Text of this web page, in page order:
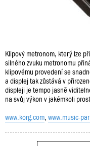
Klipový metronom, který lze
silného zvuku metronomu
klipovému provedení se
a displej tak zůstává v
displeji je tempo jasně
na svůj výkon v jakémkoli
www.korg.com, www.music-